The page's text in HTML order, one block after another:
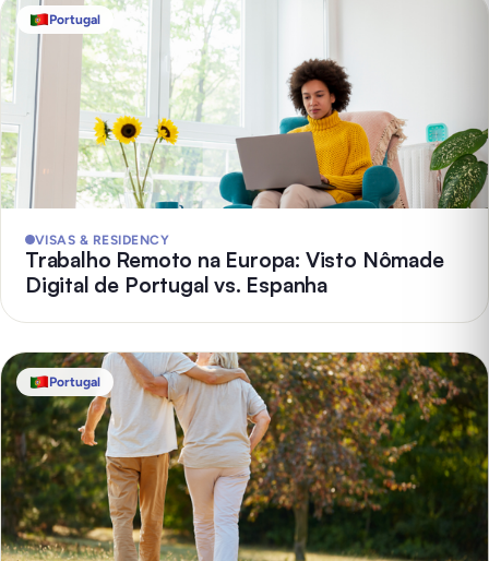
Portugal
VISAS & RESIDENCY
Trabalho Remoto na Europa: Visto Nômade
Digital de Portugal vs. Espanha
Portugal